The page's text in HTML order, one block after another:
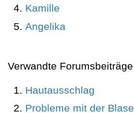
Kamille
Angelika
Verwandte Forumsbeiträge
Hautausschlag
Probleme mit der Blase